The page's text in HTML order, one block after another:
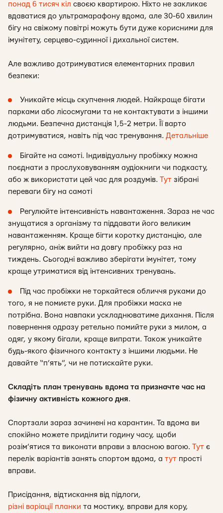
понад 6 тисяч кіл своєю квартирою. Ніхто не закликає
вдаватися до ультрамарафону вдома, але 30-60 хвилин
бігу на свіжому повітрі можуть бути дуже корисними для
імунітету, серцево-судинної і дихальної систем.
Але важливо дотримуватися елементарних правил
безпеки:
Уникайте місць скупчення людей. Найкраще бігати
парками або лісосмугами та не контактувати з іншими
людьми. Безпечна дистанція 1,5-2 метри. Її варто
дотримуватися, навіть під час тренування. Детальніше
Бігайте на самоті. Індивідуальну пробіжку можна
поєднати з прослуховуванням аудіокниги чи подкасту,
або ж використати цей час для роздумів. Тут зібрані
переваги бігу на самоті
Регулюйте інтенсивність навантаження. Зараз не час
знущатися з організму та піддавати його великим
навантаженням. Краще бігти коротку дистанцію, але
регулярно, аніж вийти на довгу пробіжку раз на
тиждень. Сьогодні важливо зберігати імунітет, тому
краще утриматися від інтенсивних тренувань.
Під час пробіжки не торкайтеся обличчя руками до
того, я не помиєте руки. Для пробіжки маска не
потрібна. Вона навпаки ускладнюватиме дихання. Після
повернення одразу ретельно помийте руки з милом, а
одяг, у якому бігали, краще випрати. Також уникайте
будь-якого фізичного контакту з іншими людьми. Не
давайте “п’ять”, чи не потискайте руки.
Складіть план тренувань вдома та призначте час на
фізичну активність кожного дня.
Спортзали зараз зачинені на карантин. Та вдома ви
спокійно можете приділити годину часу, щоби
розім’ятися та виконати вправи з власною вагою. Тут є
перелік варіантів занять спортом вдома, а тут прості
вправи.
Присідання, відтискання від підлоги,
різні варіації планки та мостику, вправи для кору,